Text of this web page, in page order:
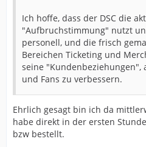
Ich hoffe, dass der DSC die
"Aufbruchstimmung" nutzt
personell, und die frisch
Bereichen Ticketing und
seine "Kundenbeziehungen",
und Fans zu verbessern.
Ehrlich gesagt bin ich da
habe direkt in der ersten
bzw bestellt.